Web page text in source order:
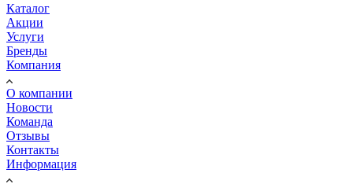
Каталог
Акции
Услуги
Бренды
Компания
О компании
Новости
Команда
Отзывы
Контакты
Информация